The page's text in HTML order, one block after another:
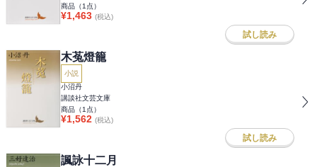
商品（1 点）
¥1,463 (税込)
試し読み
木菟燈籠
小説
小沼丹
講談社文芸文庫
商品（1 点）
¥1,562 (税込)
試し読み
諷詠十二月